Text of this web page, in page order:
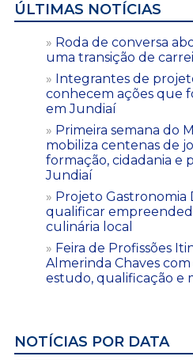
ÚLTIMAS NOTÍCIAS
Roda de conversa
uma transição de
Integrantes de
conhecem ações que
em Jundiaí
Primeira semana do
mobiliza centenas de
formação, cidadania e
Jundiaí
Projeto Gastronomia
qualificar
culinária local
Feira de Profissões
Almerinda Chaves
estudo, qualificação e
NOTÍCIAS POR DATA